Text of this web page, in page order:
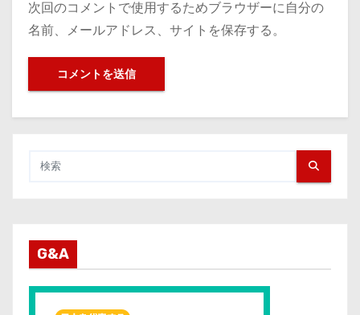
次回のコメントで使用するためブラウザーに自分の
名前、メールアドレス、サイトを保存する。
G&A